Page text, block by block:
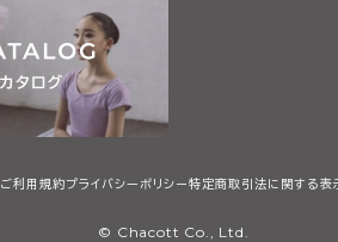
ご利用規約プライバシーポリシー特定商取引法に関する表
© Chacott Co., Ltd.